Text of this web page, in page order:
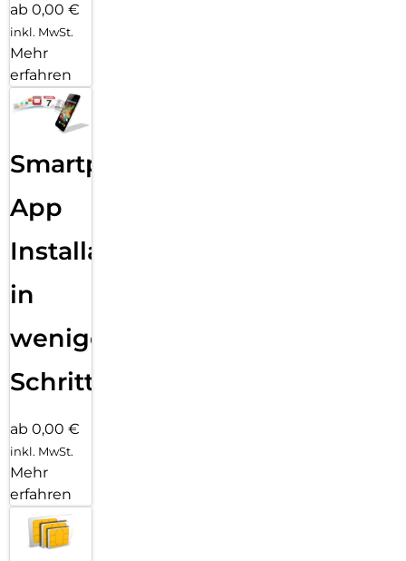
ab 0,00 €
inkl. MwSt.
Mehr
erfahren
Smartphone
App
Installation
in
wenigen
Schritten
ab 0,00 €
inkl. MwSt.
Mehr
erfahren